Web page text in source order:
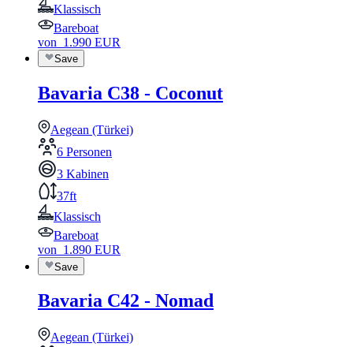
Klassisch
Bareboat
von 1.990 EUR
Save
Bavaria C38 - Coconut
Aegean (Türkei)
6 Personen
3 Kabinen
37ft
Klassisch
Bareboat
von 1.890 EUR
Save
Bavaria C42 - Nomad
Aegean (Türkei)